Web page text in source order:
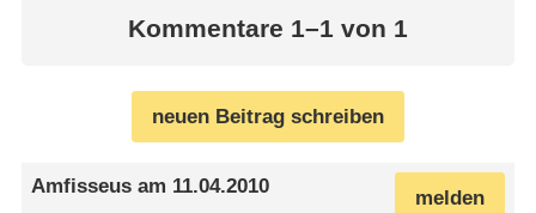
Kommentare 1–1 von 1
neuen Beitrag schreiben
melden
Amfisseus am 11.04.2010